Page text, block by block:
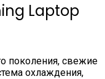
Laptop
поколения, свежие
охлаждения,